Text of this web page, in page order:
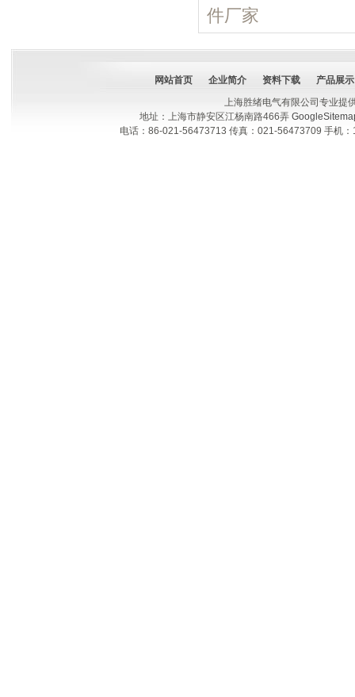
件厂家
网站首页 企业简介 资料下载
产品展示
上海胜绪电气有限公司专业提
地址：上海市静安区江杨南路466弄
电话：86-021-56473713 传真：021-56473709 手机